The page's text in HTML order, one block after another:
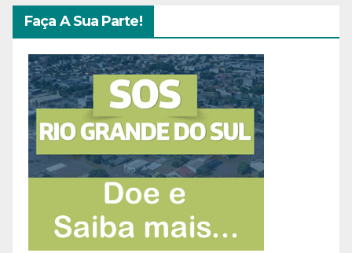
Faça A Sua Parte!